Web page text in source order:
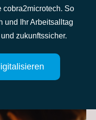
cobra2microtech. So
und Ihr Arbeitsalltag
zukunftssicher.